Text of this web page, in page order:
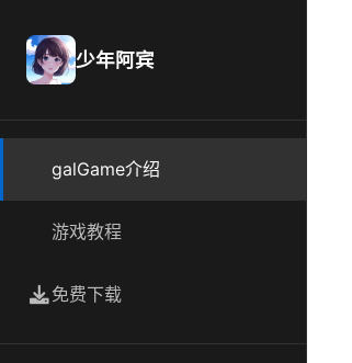
少年阿宾
galGame介绍
游戏教程
免费下载